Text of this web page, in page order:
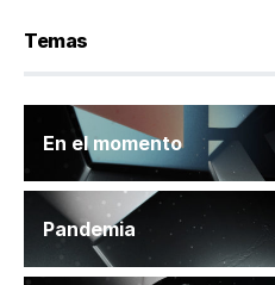
Temas
En el momento
Pandemia